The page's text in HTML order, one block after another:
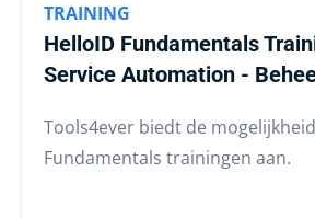
TRAINING
HelloID Fundamentals
Service Automation -
Tools4ever biedt de
Fundamentals trainingen aan.